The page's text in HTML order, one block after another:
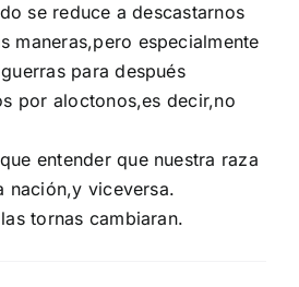
se reduce a descastarnos
maneras,pero especialmente
para después
por aloctonos,es decir,no
entender que nuestra raza
nación,y viceversa.
tornas cambiaran.